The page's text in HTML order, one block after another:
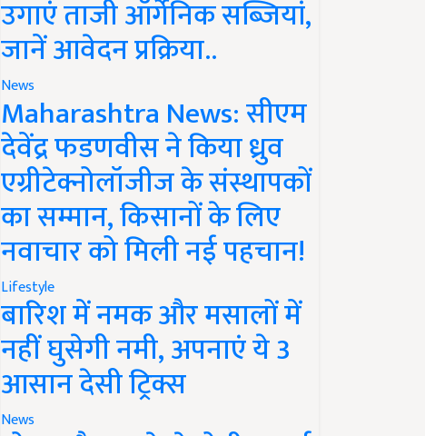
उगाएं ताजी ऑर्गेनिक सब्जियां,
जानें आवेदन प्रक्रिया..
News
Maharashtra News: सीएम
देवेंद्र फडणवीस ने किया ध्रुव
एग्रीटेक्नोलॉजीज के संस्थापकों
का सम्मान, किसानों के लिए
नवाचार को मिली नई पहचान!
Lifestyle
बारिश में नमक और मसालों में
नहीं घुसेगी नमी, अपनाएं ये 3
आसान देसी ट्रिक्स
News